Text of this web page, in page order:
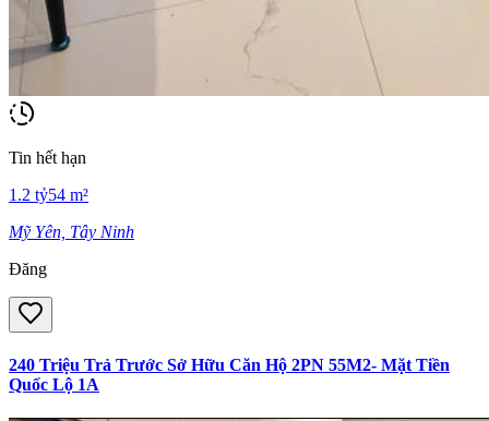
Tin hết hạn
1.2 tỷ54 m²
Mỹ Yên, Tây Ninh
Đăng
240 Triệu Trả Trước Sở Hữu Căn Hộ 2PN 55M2- Mặt Tiền
Quốc Lộ 1A